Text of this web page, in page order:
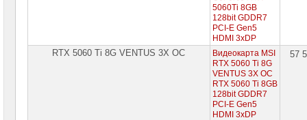
5060Ti 8GB
128bit GDDR7
PCI-E Gen5
HDMI 3xDP
RTX 5060 Ti 8G VENTUS 3X OC
Видеокарта MSI
RTX 5060 Ti 8G
VENTUS 3X OC
RTX 5060 Ti 8GB
128bit GDDR7
PCI-E Gen5
HDMI 3xDP
57